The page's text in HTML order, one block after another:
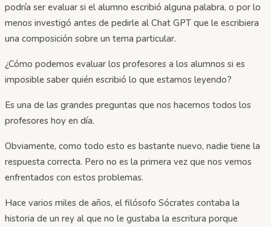
podría ser evaluar si el alumno escribió alguna palabra, o por lo
menos investigó antes de pedirle al Chat GPT que le escribiera
una composición sobre un tema particular.
¿Cómo podemos evaluar los profesores a los alumnos si es
imposible saber quién escribió lo que estamos leyendo?
Es una de las grandes preguntas que nos hacemos todos los
profesores hoy en día.
Obviamente, como todo esto es bastante nuevo, nadie tiene la
respuesta correcta. Pero no es la primera vez que nos vemos
enfrentados con estos problemas.
Hace varios miles de años, el filósofo Sócrates contaba la
historia de un rey al que no le gustaba la escritura porque